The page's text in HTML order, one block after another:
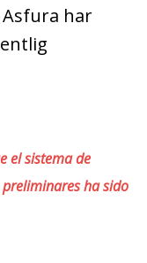
har
el sistema de
ha sido